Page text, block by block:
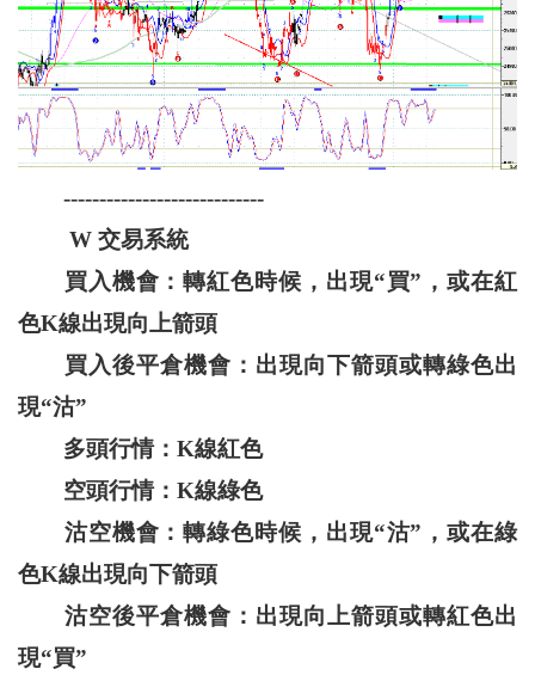
----------------------------
W 交易系統
買入機會：轉紅色時候，出現“買”，或在紅
色K線出現向上箭頭
買入後平倉機會：出現向下箭頭或轉綠色出
現“沽”
多頭行情：K線紅色
空頭行情：K線綠色
沽空機會：轉綠色時候，出現“沽”，或在綠
色K線出現向下箭頭
沽空後平倉機會：出現向上箭頭或轉紅色出
現“買”